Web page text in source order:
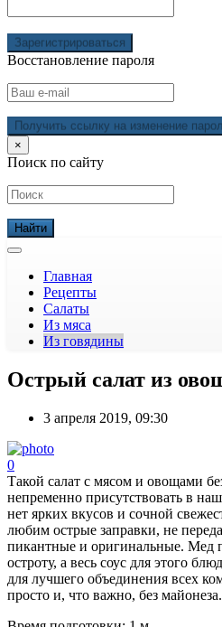
Зарегистрироваться
Восстановление пароля
Получить ссылку на изменение
×
Поиск по сайту
Главная
Рецепты
Салаты
Из мяса
Из говядины
Острый салат из
3 апреля 2019, 09:30
0
Такой салат с мясом и овощами
непременно присутствовать в
нет ярких вкусов и сочной
любим острые заправки, не
пикантные и оригинальные. Мед
остроту, а весь соус для этого
для лучшего объединения всех
просто и, что важно, без